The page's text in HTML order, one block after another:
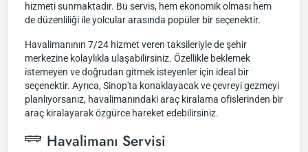
hizmeti sunmaktadır. Bu servis, hem ekonomik olması hem
de düzenliliği ile yolcular arasında popüler bir seçenektir.
Havalimanının 7/24 hizmet veren taksileriyle de şehir
merkezine kolaylıkla ulaşabilirsiniz. Özellikle beklemek
istemeyen ve doğrudan gitmek isteyenler için ideal bir
seçenektir. Ayrıca, Sinop'ta konaklayacak ve çevreyi gezmeyi
planlıyorsanız, havalimanındaki araç kiralama ofislerinden bir
araç kiralayarak özgürce hareket edebilirsiniz.
Havalimanı Servisi